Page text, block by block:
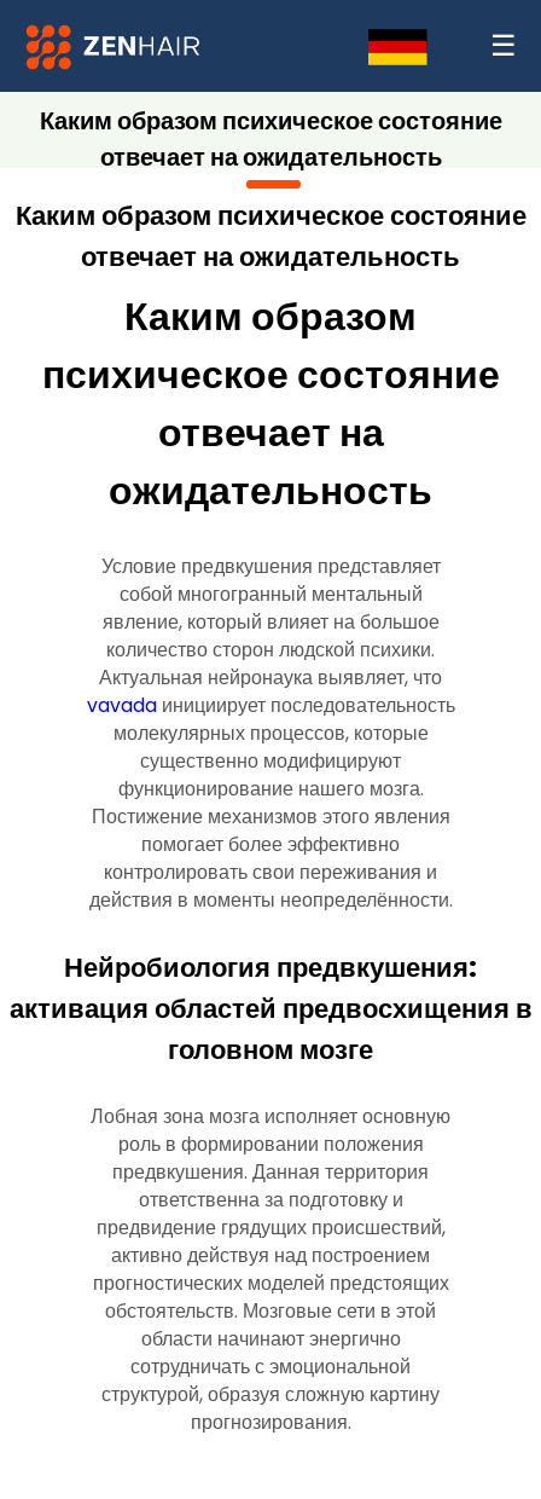
☰
Каким образом психическое состояние
отвечает на ожидательность
Каким образом психическое состояние
отвечает на ожидательность
Каким образом
психическое состояние
отвечает на
ожидательность
Условие предвкушения представляет
собой многогранный ментальный
явление, который влияет на большое
количество сторон людской психики.
Актуальная нейронаука выявляет, что
vavadaинициирует последовательность
молекулярных процессов, которые
существенно модифицируют
функционирование нашего мозга.
Постижение механизмов этого явления
помогает более эффективно
контролировать свои переживания и
действия в моменты неопределённости.
Нейробиология предвкушения:
активация областей предвосхищения в
головном мозге
Лобная зона мозга исполняет основную
роль в формировании положения
предвкушения. Данная территория
ответственна за подготовку и
предвидение грядущих происшествий,
активно действуя над построением
прогностических моделей предстоящих
обстоятельств. Мозговые сети в этой
области начинают энергично
сотрудничать с эмоциональной
структурой, образуя сложную картину
прогнозирования.